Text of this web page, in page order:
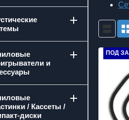
ПОД
и
/ Кассеты /
диски